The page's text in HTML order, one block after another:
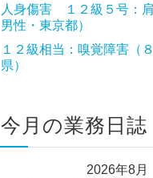
人身傷害 １２級５号：
男性・東京都）
１２級相当：嗅覚障害（
県）
今月の業務日誌
2026年8月